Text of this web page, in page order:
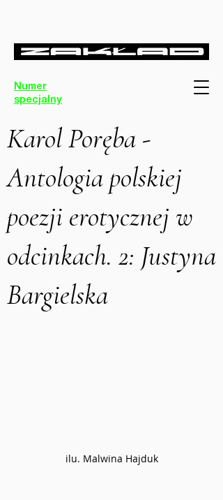
Numer
specjalny
Karol Poręba -
Antologia polskiej
poezji erotycznej w
odcinkach. 2: Justyna
Bargielska
ilu. Malwina Hajduk